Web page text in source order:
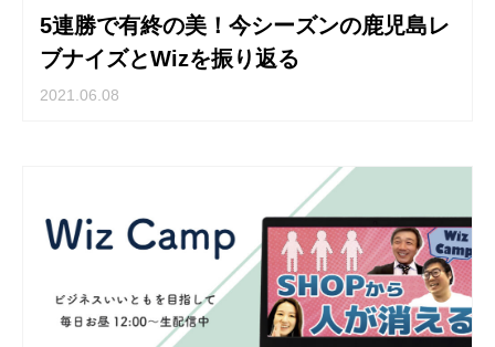
5連勝で有終の美！今シーズンの鹿児島レ
ブナイズとWizを振り返る
2021.06.08